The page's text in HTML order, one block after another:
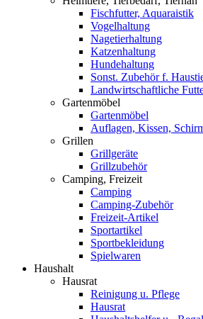
Fischfutter, Aquaraistik
Vogelhaltung
Nagetierhaltung
Katzenhaltung
Hundehaltung
Sonst. Zubehör f.
Landwirtschaftliche
Gartenmöbel
Gartenmöbel
Auflagen, Kissen,
Grillen
Grillgeräte
Grillzubehör
Camping, Freizeit
Camping
Camping-Zubehör
Freizeit-Artikel
Sportartikel
Sportbekleidung
Spielwaren
Haushalt
Hausrat
Reinigung u. Pflege
Hausrat